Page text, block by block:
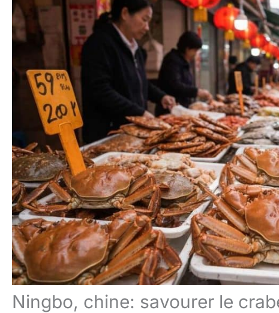
Ningbo, chine: savourer le